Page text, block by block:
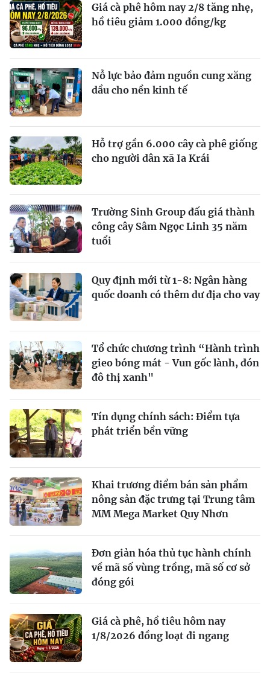
Giá cà phê hôm nay 2/8 tăng nhẹ,
hồ tiêu giảm 1.000 đồng/kg
Nỗ lực bảo đảm nguồn cung xăng
dầu cho nền kinh tế
Hỗ trợ gần 6.000 cây cà phê giống
cho người dân xã Ia Krái
Trường Sinh Group đấu giá thành
công cây Sâm Ngọc Linh 35 năm
tuổi
Quy định mới từ 1-8: Ngân hàng
quốc doanh có thêm dư địa cho vay
Tổ chức chương trình “Hành trình
gieo bóng mát - Vun gốc lành, đón
đô thị xanh"
Tín dụng chính sách: Ðiểm tựa
phát triển bền vững
Khai trương điểm bán sản phẩm
nông sản đặc trưng tại Trung tâm
MM Mega Market Quy Nhơn
Đơn giản hóa thủ tục hành chính
về mã số vùng trồng, mã số cơ sở
đóng gói
Giá cà phê, hồ tiêu hôm nay
1/8/2026 đồng loạt đi ngang